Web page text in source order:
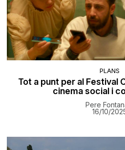
PLANS
Tot a punt per al Festival
cinema social i
Pere
16/10/